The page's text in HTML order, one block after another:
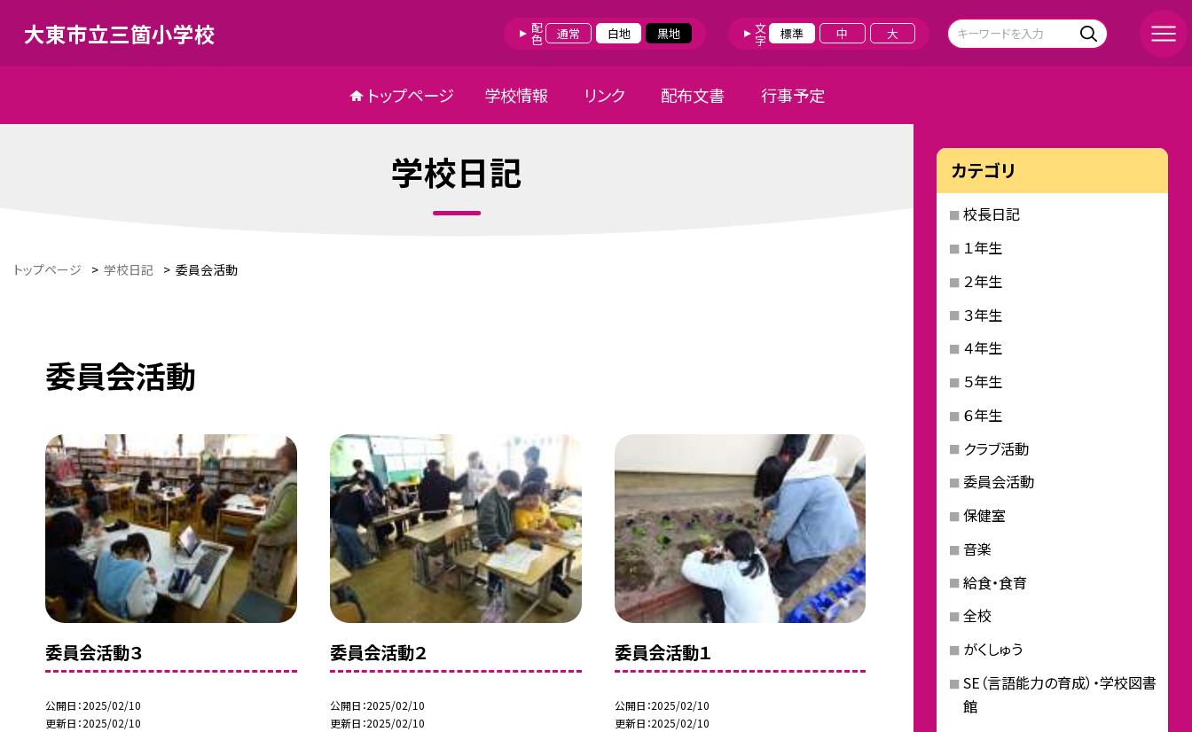
大東市立三箇小学校 配色 通常 白地 黒地 文字 標準 中 大
トップページ 学校情報 リンク 配布文書 行事予定
学校日記
トップページ > 学校日記 > 委員会活動
委員会活動
委員会活動３
公開日 2025/02/10
更新日 2025/02/10
委員会活動２
公開日 2025/02/10
更新日 2025/02/10
委員会活動１
公開日 2025/02/10
更新日 2025/02/10
カテゴリ
校長日記
１年生
２年生
３年生
４年生
５年生
６年生
クラブ活動
委員会活動
保健室
音楽
給食・食育
全校
がくしゅう
SE（言語能力の育成）・学校図書
館